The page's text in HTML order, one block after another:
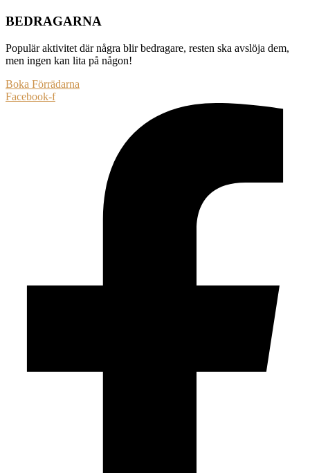
BEDRAGARNA
Populär aktivitet där några blir bedragare, resten ska avslöja dem,
men ingen kan lita på någon!
Boka Förrädarna
Facebook-f